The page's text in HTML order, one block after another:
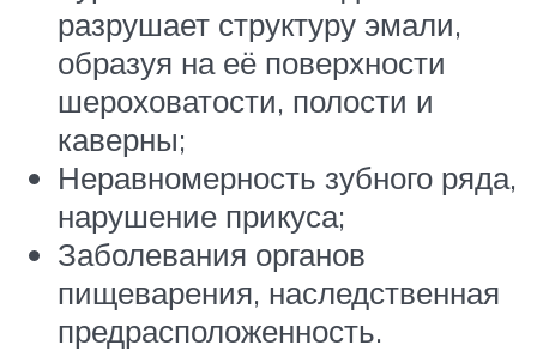
разрушает структуру эмали,
образуя на её поверхности
шероховатости, полости и
каверны;
Неравномерность зубного ряда,
нарушение прикуса;
Заболевания органов
пищеварения, наследственная
предрасположенность.